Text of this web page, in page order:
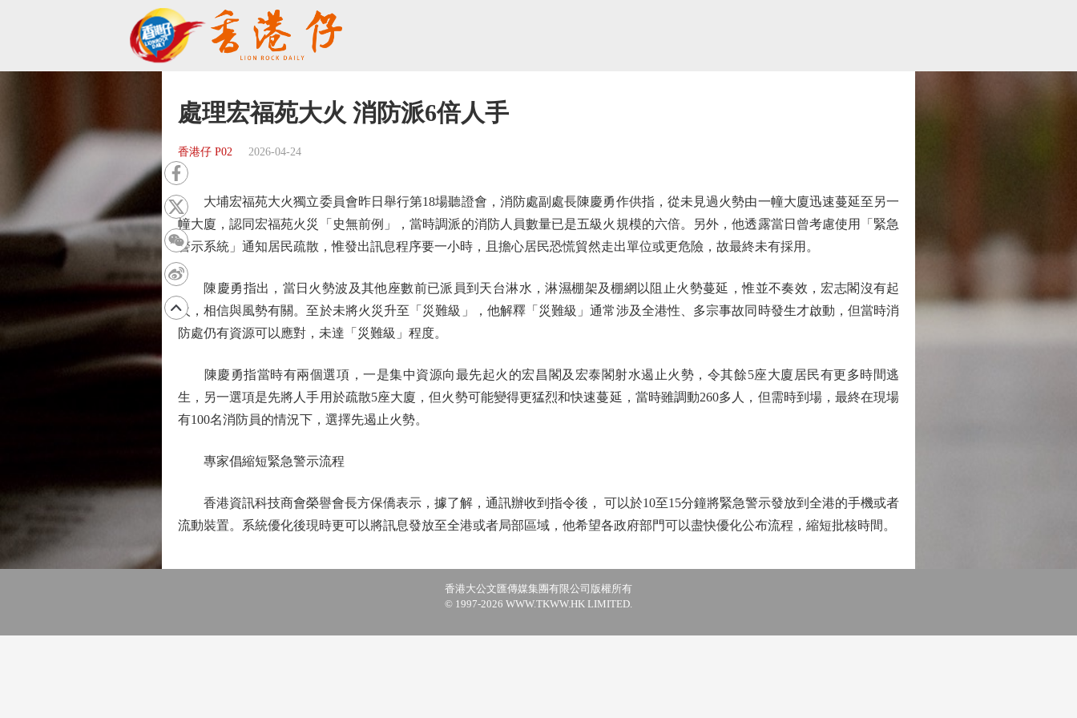
處理宏福苑大火 消防派6倍人手
香港仔 P02 2026-04-24
大埔宏福苑大火獨立委員會昨日舉行第18場聽證會，消防處副處長陳慶勇作供指，從未見過火勢由一幢大廈迅速蔓延至另一
幢大廈，認同宏福苑火災「史無前例」，當時調派的消防人員數量已是五級火規模的六倍。另外，他透露當日曾考慮使用「緊急
警示系統」通知居民疏散，惟發出訊息程序要一小時，且擔心居民恐慌貿然走出單位或更危險，故最終未有採用。
陳慶勇指出，當日火勢波及其他座數前已派員到天台淋水，淋濕棚架及棚網以阻止火勢蔓延，惟並不奏效，宏志閣沒有起
火，相信與風勢有關。至於未將火災升至「災難級」，他解釋「災難級」通常涉及全港性、多宗事故同時發生才啟動，但當時消
防處仍有資源可以應對，未達「災難級」程度。
陳慶勇指當時有兩個選項，一是集中資源向最先起火的宏昌閣及宏泰閣射水遏止火勢，令其餘5座大廈居民有更多時間逃
生，另一選項是先將人手用於疏散5座大廈，但火勢可能變得更猛烈和快速蔓延，當時雖調動260多人，但需時到場，最終在現場
有100名消防員的情況下，選擇先遏止火勢。
專家倡縮短緊急警示流程
香港資訊科技商會榮譽會長方保僑表示，據了解，通訊辦收到指令後， 可以於10至15分鐘將緊急警示發放到全港的手機或者
流動裝置。系統優化後現時更可以將訊息發放至全港或者局部區域，他希望各政府部門可以盡快優化公布流程，縮短批核時間。
香港大公文匯傳媒集團有限公司版權所有
© 1997-2026 WWW.TKWW.HK LIMITED.